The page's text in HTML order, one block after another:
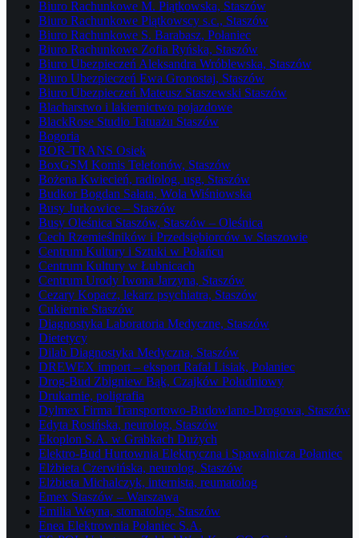
Biuro Rachunkowe M. Piątkowska, Staszów
Biuro Rachunkowe Piątkowscy s.c., Staszów
Biuro Rachunkowe S. Barabasz, Połaniec
Biuro Rachunkowe Zofia Ryńska, Staszów
Biuro Ubezpieczeń Aleksandra Wróblewska, Staszów
Biuro Ubezpieczeń Ewa Gronostaj, Staszów
Biuro Ubezpieczeń Mateusz Staszewski Staszów
Blacharstwo i lakiernictwo pojazdowe
BlackRose Studio Tatuażu Staszów
Bogoria
BOR-TRANS Osiek
BoxGSM Komis Telefonów, Staszów
Bożena Kwiecień, radiolog, usg, Staszów
Budkor Bogdan Sałata, Wola Wiśniowska
Busy Jurkowice – Staszów
Busy Oleśnica Staszów, Staszów – Oleśnica
Cech Rzemieślników i Przedsiębiorców w Staszowie
Centrum Kultury i Sztuki w Połańcu
Centrum Kultury w Łubnicach
Centrum Urody Iwona Jarzyna, Staszów
Cezary Kopacz, lekarz psychiatra, Staszów
Cukiernie Staszów
Diagnostyka Laboratoria Medyczne, Staszów
Dietetycy
Dilab Diagnostyka Medyczna, Staszów
DREWEX import – eksport Rafał Lisiak, Połaniec
Drog-Bud Zbigniew Bąk, Czajków Południowy
Drukarnie, poligrafia
Dylmex Firma Transportowo-Budowlano-Drogowa, Staszów
Edyta Rosińska, neurolog, Staszów
Ekoplon S.A. w Grabkach Dużych
Elektro-Bud Hurtownia Elektryczna i Spawalnicza Połaniec
Elżbieta Czerwińska, neurolog, Staszów
Elżbieta Michalczyk, internista, reumatolog
Emex Staszów – Warszawa
Emilia Weyna, stomatolog, Staszów
Enea Elektrownia Połaniec S.A.